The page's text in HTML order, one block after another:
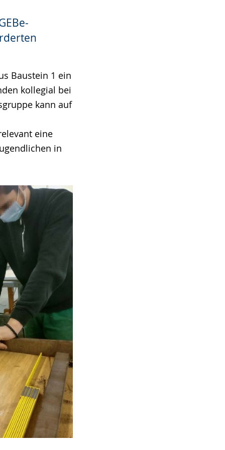
Baustein 1 ein
kollegial bei
kann auf
eine
in